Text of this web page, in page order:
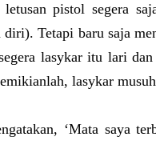
letusan pistol segera
Tetapi baru saja
lasykar itu lari
lasykar
‘Mata saya